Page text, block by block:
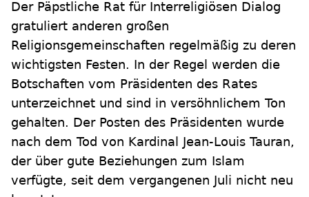
Der Päpstliche Rat für Interreligiösen Dialog
gratuliert anderen großen
Religionsgemeinschaften regelmäßig zu deren
wichtigsten Festen. In der Regel werden die
Botschaften vom Präsidenten des Rates
unterzeichnet und sind in versöhnlichem Ton
gehalten. Der Posten des Präsidenten wurde
nach dem Tod von Kardinal Jean-Louis Tauran,
der über gute Beziehungen zum Islam
verfügte, seit dem vergangenen Juli nicht neu